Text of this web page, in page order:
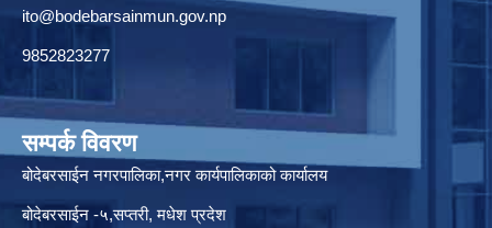
ito@bodebarsainmun.gov.np
9852823277
सम्पर्क विवरण
बोदेबरसाईन नगरपालिका,नगर कार्यपालिकाको कार्यालय
बोदेबरसाईन -५,सप्तरी, मधेश प्रदेश